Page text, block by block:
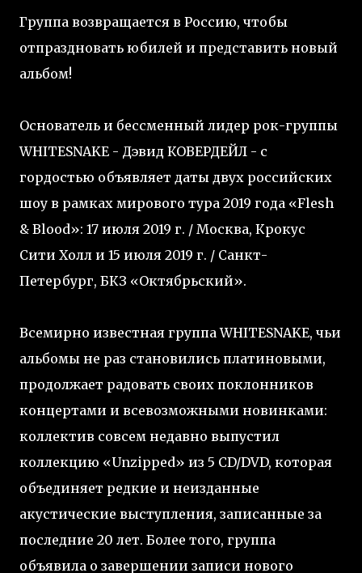
Группа возвращается в Россию, чтобы
отпраздновать юбилей и представить новый
альбом!
Основатель и бессменный лидер рок-группы
WHITESNAKE - Дэвид КОВЕРДЕЙЛ - с
гордостью объявляет даты двух российских
шоу в рамках мирового тура 2019 года «Flesh
& Blood»: 17 июля 2019 г. / Москва, Крокус
Сити Холл и 15 июля 2019 г. / Санкт-
Петербург, БКЗ «Октябрьский».
Всемирно известная группа WHITESNAKE, чьи
альбомы не раз становились платиновыми,
продолжает радовать своих поклонников
концертами и всевозможными новинками:
коллектив совсем недавно выпустил
коллекцию «Unzipped» из 5 CD/DVD, которая
объединяет редкие и неизданные
акустические выступления, записанные за
последние 20 лет. Более того, группа
объявила о завершении записи нового